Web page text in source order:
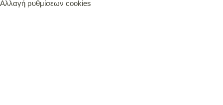
Αλλαγή ρυθμίσεων cookies